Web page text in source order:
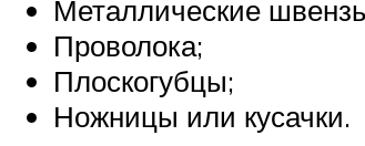
Металлические
Проволока;
Плоскогубцы;
Ножницы или кусачки.